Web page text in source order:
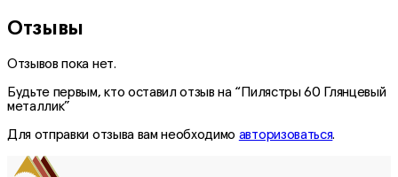
Отзывы
Отзывов пока нет.
Будьте первым, кто оставил отзыв на “Пилястры 60 Глянцевый
металлик”
Для отправки отзыва вам необходимо авторизоваться.